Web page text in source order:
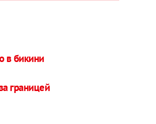
в бикини
границей